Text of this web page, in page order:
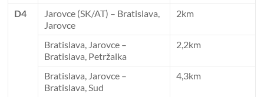
D4
Jarovce (SK/AT) – Bratislava,
Jarovce
2km
Bratislava, Jarovce –
Bratislava, Petržalka
2,2km
Bratislava, Jarovce –
Bratislava, Sud
4,3km